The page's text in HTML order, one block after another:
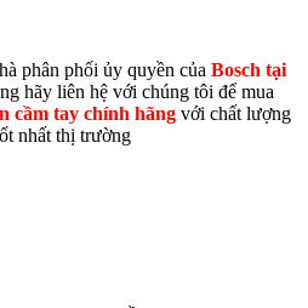
phân phối ủy quyền của Bosch tại
hãy liên hệ với chúng tôi để mua
cầm tay chính hãng với chất lượng
nhất thị trường